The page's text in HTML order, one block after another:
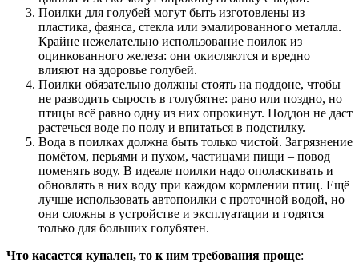
Поилки для голубей могут быть изготовлены из
пластика, фаянса, стекла или эмалированного металла.
Крайне нежелательно использование поилок из
оцинкованного железа: они окисляются и вредно
влияют на здоровье голубей.
Поилки обязательно должны стоять на поддоне, чтобы
не разводить сырость в голубятне: рано или поздно, но
птицы всё равно одну из них опрокинут. Поддон не даст
растечься воде по полу и впитаться в подстилку.
Вода в поилках должна быть только чистой. Загрязнение
помётом, перьями и пухом, частицами пищи – повод
поменять воду. В идеале поилки надо ополаскивать и
обновлять в них воду при каждом кормлении птиц. Ещё
лучше использовать автопоилки с проточной водой, но
они сложны в устройстве и эксплуатации и годятся
только для больших голубятен.
Что касается купален, то к ним требования проще: